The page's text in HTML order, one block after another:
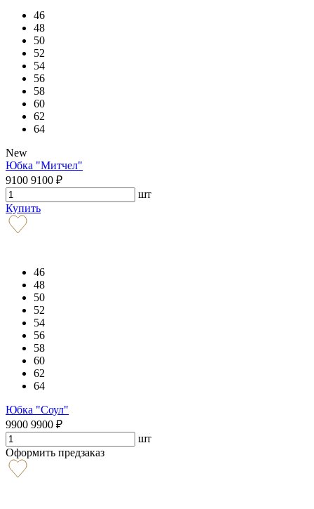
46
48
50
52
54
56
58
60
62
64
New
Юбка "Митчел"
9100 9100 ₽
шт
Купить
46
48
50
52
54
56
58
60
62
64
Юбка "Соул"
9900 9900 ₽
шт
Оформить предзаказ